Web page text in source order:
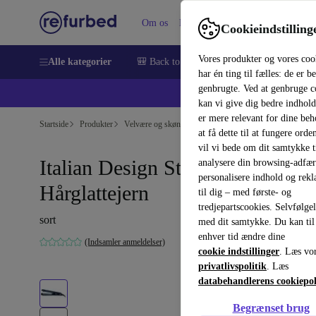
Vores produkter og vores
har én ting til fælles: de er
genbrugte. Ved at genbruge
kan vi give dig bedre
er mere relevant for dine
at få dette til at fungere
vil vi bede om dit samtykke
analysere din browsing-
personalisere indhold og
til dig – med første- og
tredjepartscookies.
med dit samtykke. Du kan til
enhver tid ændre dine
cookie indstillinger. Læs
privatlivspolitik. Læs
databehandlerens
Begrænset brug
Om os Hjælp
Alle kategorier 🎒 Back to school Smartphones
💻
Startside Produkter Velvære og skønhed Kropspleje
Italian Design Steam Iron 2.0
Hårglattejern
sort
(Indsamler anmeldelser)